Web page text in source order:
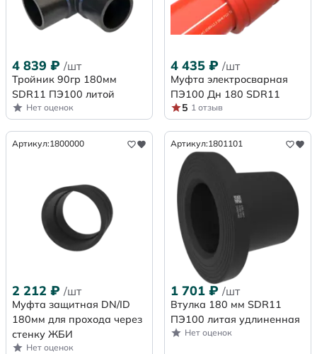
4 839 ₽ /шт
Тройник 90гр 180мм
SDR11 ПЭ100 литой
Нет оценок
4 435 ₽ /шт
Муфта электросварная
ПЭ100 Дн 180 SDR11
5 1 отзыв
Артикул:1800000
2 212 ₽ /шт
Муфта защитная DN/ID
180мм для прохода через
стенку ЖБИ
Нет оценок
Артикул:1801101
1 701 ₽ /шт
Втулка 180 мм SDR11
ПЭ100 литая удлиненная
Нет оценок